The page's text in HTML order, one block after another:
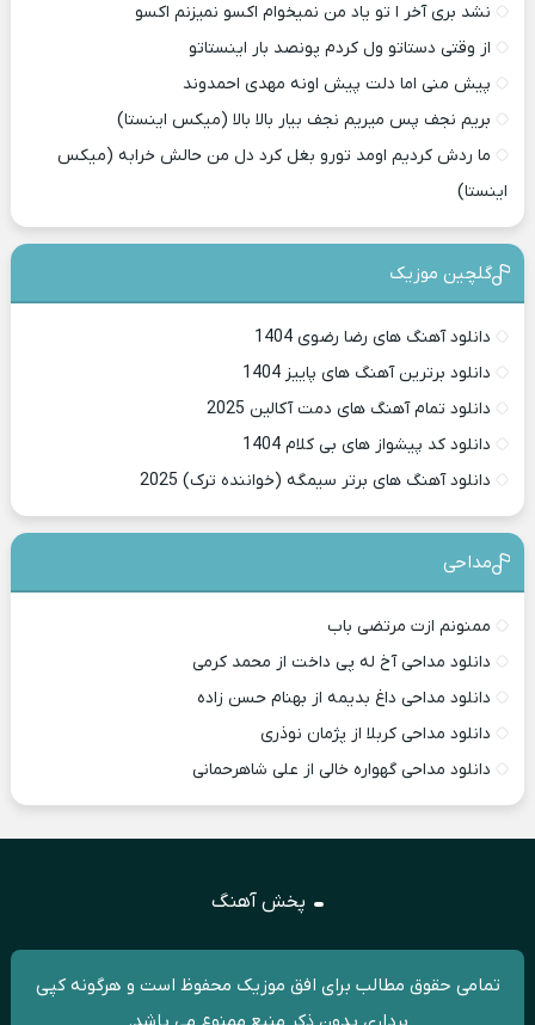
نشد بری آخر ا تو یاد من نمیخوام اکسو نمیزنم اکسو
از وقتی دستاتو ول کردم پونصد بار اینستاتو
پیش منی اما دلت پیش اونه مهدی احمدوند
بریم نجف پس میریم نجف بیار بالا بالا (میکس اینستا)
ما ردش کردیم اومد تورو بغل کرد دل من حالش خرابه (میکس
اینستا)
گلچین موزیک
دانلود آهنگ های رضا رضوی 1404
دانلود برترین آهنگ های پاییز 1404
دانلود تمام آهنگ های دمت آکالین 2025
دانلود کد پیشواز های بی کلام 1404
دانلود آهنگ های برتر سیمگه (خواننده ترک) 2025
مداحی
ممنونم ازت مرتضی باب
دانلود مداحی آخ له پی داخت از محمد کرمی
دانلود مداحی داغ بدیمه از بهنام حسن زاده
دانلود مداحی کربلا از پژمان نوذری
دانلود مداحی گهواره خالی از علی شاهرحمانی
پخش آهنگ
تمامی حقوق مطالب برای افق موزیک محفوظ است و هرگونه کپی